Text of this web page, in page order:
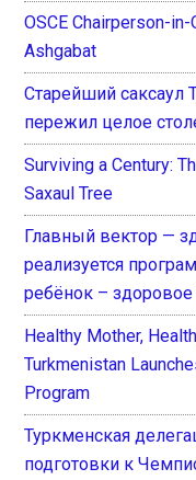
OSCE Chairperson-
Ashgabat
Старейший саксаул
пережил целое
Surviving a Century:
Saxaul Tree
Главный вектор —
реализуется
ребёнок –
Healthy Mother,
Turkmenistan
Program
Туркменская
подготовки к